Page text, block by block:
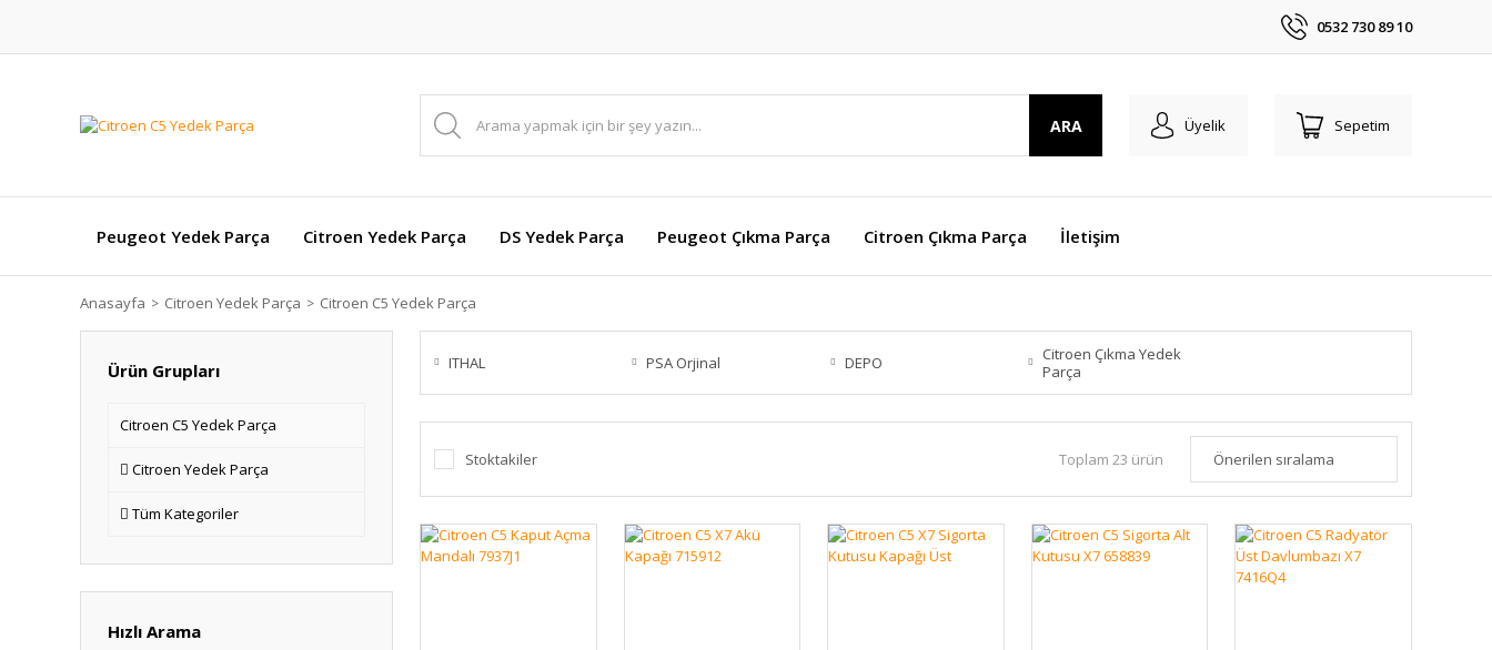
0532 730 89 10
ARA Üyelik Sepetim
Peugeot Yedek Parça Citroen Yedek Parça DS Yedek Parça Peugeot Çıkma Parça Citroen Çıkma Parça İletişim
Anasayfa Citroen Yedek Parça Citroen C5 Yedek Parça
Ürün Grupları
Citroen C5 Yedek Parça
Citroen Yedek Parça
Tüm Kategoriler
Hızlı Arama
ITHAL PSA Orjinal DEPO
Citroen Çıkma Yedek
Parça
Stoktakiler Toplam 23 ürün